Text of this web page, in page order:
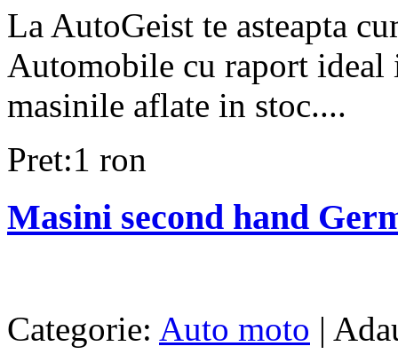
La AutoGeist te asteapta
Automobile cu raport ideal
masinile aflate in stoc....
Pret:1 ron
Masini second hand
Categorie: Auto moto |